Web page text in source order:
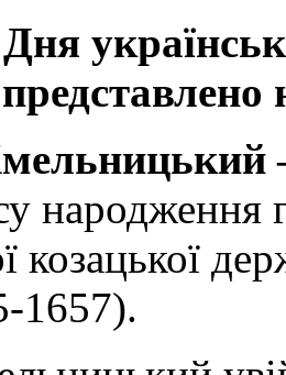
народження
козацької
1657).